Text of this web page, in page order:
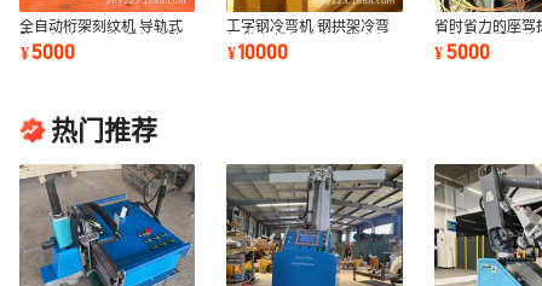
全自动桁架刻纹机 导轨式
路面刻纹机价格 悬轨式路
面刻纹机
¥5000
工字钢冷弯机 钢拱架冷弯
机供应 槽钢冷弯机腾宇机
械供应
¥10000
省时省力的座驾
驾驶型混凝土
¥5000
热门推荐